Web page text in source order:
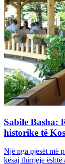
Sabile Basha:
historike të
Një nga pjesët më
kësaj thirrjeje